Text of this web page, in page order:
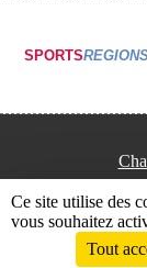
SPORTS
Envie de participer
Ce site utilise des
vous souhaitez
Tout